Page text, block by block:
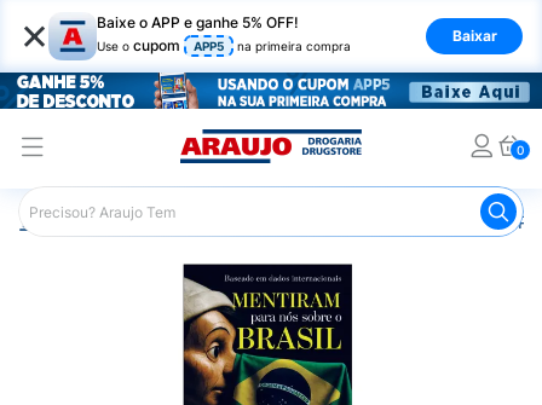
× Baixe o APP e ganhe 5% OFF!
Use o cupom APP5 na primeira compra
Baixar
0
Araujo Mercado Livro Mentiram